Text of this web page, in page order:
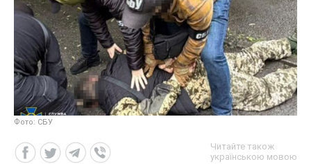
Фото: СБУ
Читайте також
українською мовою